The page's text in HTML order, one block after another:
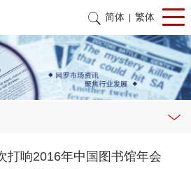
简体 繁体
打响2016年中国图书馆年会